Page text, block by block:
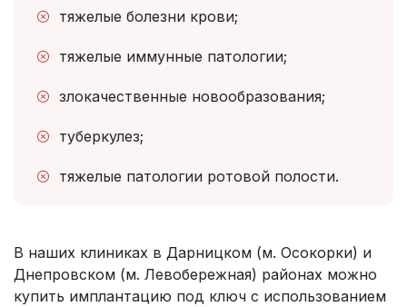
тяжелые болезни крови;
тяжелые иммунные патологии;
злокачественные новообразования;
туберкулез;
тяжелые патологии ротовой полости.
В наших клиниках в Дарницком (м. Осокорки) и
Днепровском (м. Левобережная) районах можно
купить имплантацию под ключ с использованием